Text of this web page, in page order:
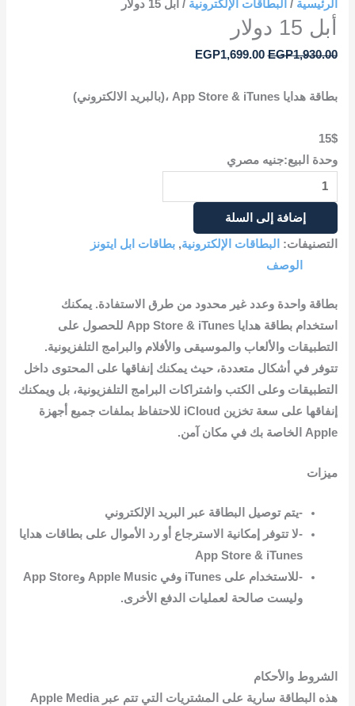
الرئيسية / البطاقات الإلكترونية / أبل 15 دولار
أبل 15 دولار
EGP1,930.00
EGP1,699.00
بطاقة هدايا App Store & iTunes ،(بالبريد الالكتروني)
15$
وحدة البيع:جنيه مصري
إضافة إلى السلة
التصنيفات: البطاقات الإلكترونية,بطاقات ابل ايتونز
الوصف
بطاقة واحدة وعدد غير محدود من طرق الاستفادة. يمكنك
استخدام بطاقة هدايا App Store & iTunes للحصول على
التطبيقات والألعاب والموسيقى والأفلام والبرامج التلفزيونية.
تتوفر في أشكال متعددة، حيث يمكنك إنفاقها على المحتوى داخل
التطبيقات وعلى الكتب واشتراكات البرامج التلفزيونية، بل ويمكنك
إنفاقها على سعة تخزين iCloud للاحتفاظ بملفات جميع أجهزة
Apple الخاصة بك في مكان آمن.
ميزات
-يتم توصيل البطاقة عبر البريد الإلكتروني
-لا تتوفر إمكانية الاسترجاع أو رد الأموال على بطاقات هدايا
App Store & iTunes
-للاستخدام على iTunes وفي Apple Music وApp Store
وليست صالحة لعمليات الدفع الأخرى.
الشروط والأحكام
هذه البطاقة سارية على المشتريات التي تتم عبر Apple Media